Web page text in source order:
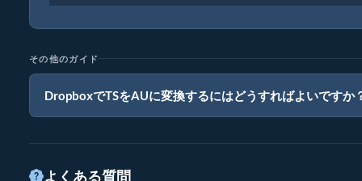
その他のガイド
DropboxでTSをAUに変換するにはどうすればよいですか
よくある質問